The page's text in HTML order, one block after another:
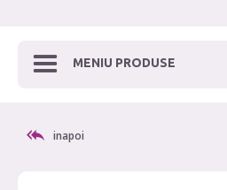
MENIU PRODUSE
inapoi